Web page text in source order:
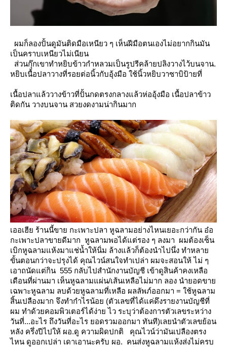
ผมก็ลองปั้นดูมันติดมือเหนียว ๆ เห็นฝีมือตนเองไม่อยากกินมัน
เป็นคราบเหนียวไม่เนียน
ส่วนกุ๊กเขาทำหยิบข้าวกำหลวมเป็นรูปรีคล้ายปลิงวางไว้บนจาน.
หยิบเนื้อปลาวางที่รอยต่อนิ้วกับอุ้งมือ ใช้นิ้วหยิบวาซาบิป้ายที่
เนื้อปลาแล้ววางข้าวที่ปั้นกดตรงกลางแล้วห่ออุ้งมือ เนื้อปลาข้าว
ติดกัน วางบนจาน สวยงดงามน่ากินมาก
เออเฮีย ร้านนี้ขาย กะเพาะปลา หูฉลามอย่างไหนเยอะกว่ากัน อ๋อ
กะเพาะปลาขายดีมาก หูฉลามพอได้แต่รอง ๆ ลงมา ผมต้องเซ็น
เบิกหูฉลามแห้งมาแช่น้ำให้นิ่ม ล้างแล้วก็ต้องนำไปนึ่ง ทำหลา
ขั้นตอนกว่าจะปรุงได้ คุณไวน์สนใจทำเปล่า ผมจะสอนให้ ไม่ ๆ
เอาถนัดแต่กิน 555 กลับไปสำนักงานบัญชี เข้าดูสินค้าคงเหลือ
เดือนที่ผ่านมา เห็นหูฉลามแผ่น/เส้นเหลือไม่มาก ลอง นำยอดขา
เฉพาะหูฉลาม ลบด้วยหูฉลามที่เหลือ ผลลัพภ์ออกมา = ใช้หูฉลาม
สิ้นเปลืองมาก จึงทำกำไรน้อย (ตัวเลขที่ได้แค่ดึงรายงานบัญชีที่
ผม ทำด้วยคอมพิวเตอร์ได้ง่าย ไว ระบุว่าต้องการตัวเลขระหว่าง
วันที่...อะไร ถึงวันที่อะไร ยอดรวมออกมา ทันที)เลยนำตัวเลขย้อน
หลัง ครึ่งปีไปให้ ผอ.ดู ความผิดปกติ
คุณไวน์ว่ามันเปลืองตรง
ไหน ดูออกเปล่า เดาเอานะครับ ผอ. คนส่งหูฉลามแห้งส่งไม่ครบ